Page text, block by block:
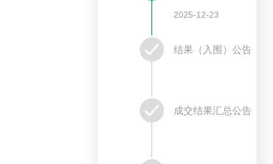
2025-12-23
结果（入围）公告
成交结果汇总公告